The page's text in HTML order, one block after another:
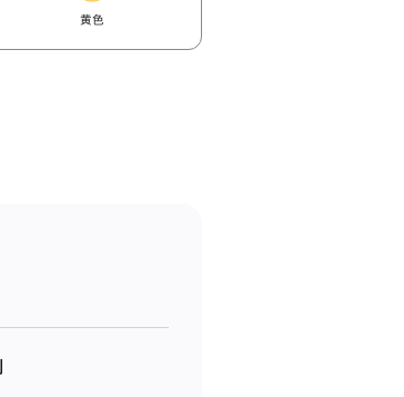
黄色